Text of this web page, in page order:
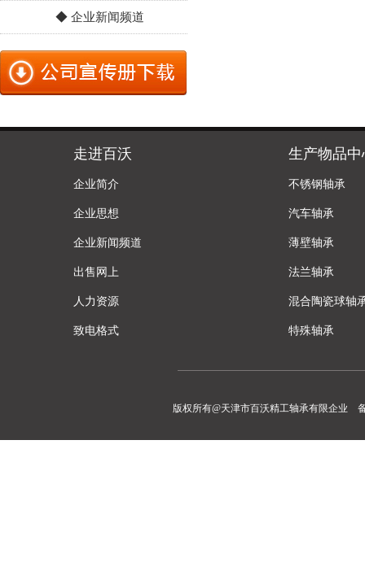
◆ 企业新闻频道
走进百沃
企业简介
企业思想
企业新闻频道
出售网上
人力资源
致电格式
生产物品中
不锈钢轴承
汽车轴承
薄壁轴承
法兰轴承
混合陶瓷球轴
特殊轴承
版权所有@天津市百沃精工轴承有限企业